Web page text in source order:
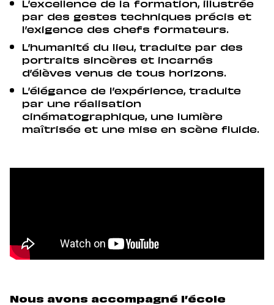
L’excellence de la formation, illustrée
par des gestes techniques précis et
l’exigence des chefs formateurs.
L’humanité du lieu, traduite par des
portraits sincères et incarnés
d’élèves venus de tous horizons.
L’élégance de l’expérience, traduite
par une réalisation
cinématographique, une lumière
maîtrisée et une mise en scène fluide.
Nous avons accompagné l’école